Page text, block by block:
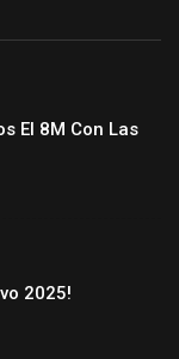
El 8M Con Las
2025!